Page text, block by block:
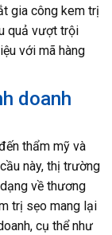
gia công kem trị
quả vượt trội
với mã hàng
doanh
thẩm mỹ và
này, thị trường
về thương
trị sẹo mang lại
cụ thể như